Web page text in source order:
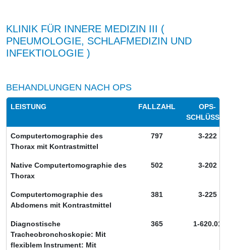
KLINIK FÜR INNERE MEDIZIN III (
PNEUMOLOGIE, SCHLAFMEDIZIN UND
INFEKTIOLOGIE )
BEHANDLUNGEN NACH OPS
LEISTUNG FALLZAHL
OPS-
Computertomographie des
Thorax mit Kontrastmittel
797 3-222
Native Computertomographie des
Thorax
502 3-202
Computertomographie des
Abdomens mit Kontrastmittel
381 3-225
Diagnostische
Tracheobronchoskopie: Mit
flexiblem Instrument: Mit
365 1-620.01